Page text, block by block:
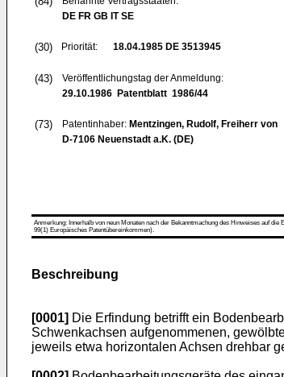
DE FR GB IT SE
(30) Priorität: 18.04.1985 DE 3513945
(43)
Veröffentlichungstag der Anmeldung:
29.10.1986 Patentblatt 1986/44
(73) Patentinhaber: Mentzingen, Rudolf, Freiherr von
D-7106 Neuenstadt a.K. (DE)
Anmerkung: Innerhalb von neun Monaten nach der Bekanntmachung des Hinweises auf
99(1) Europäisches Patentübereinkommen).
Beschreibung
[0001] Die Erfindung betrifft ein
Schwenkachsen aufgenommenen,
jeweils etwa horizontalen Achsen drehbar